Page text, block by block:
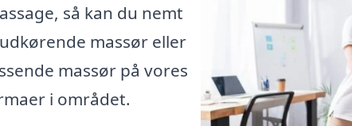
så kan du nemt
massør eller
massør på vores
i området.